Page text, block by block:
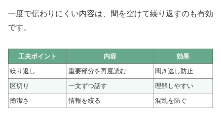
一度で伝わりにくい内容は、間を空けて繰り返すのも有効
です。
工夫ポイント 内容
効果
繰り返し
重要部分を再度読む
聞き逃し防止
区切り
一文ずつ話す
理解しやすい
簡潔さ
情報を絞る 混乱を防ぐ